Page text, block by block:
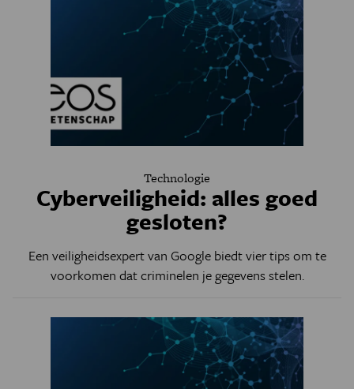
Technologie
Cyberveiligheid: alles goed
gesloten?
Een veiligheidsexpert van Google biedt vier tips om te
voorkomen dat criminelen je gegevens stelen.